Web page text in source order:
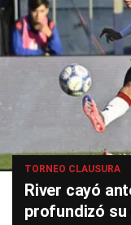
TORNEO CLAUSURA
River cayó
profundizó su